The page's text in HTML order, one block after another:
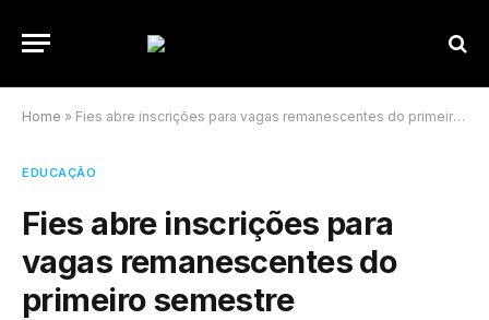
Home » Fies abre inscrições para vagas remanescentes do primeiro semestre
EDUCAÇÃO
Fies abre inscrições para
vagas remanescentes do
primeiro semestre